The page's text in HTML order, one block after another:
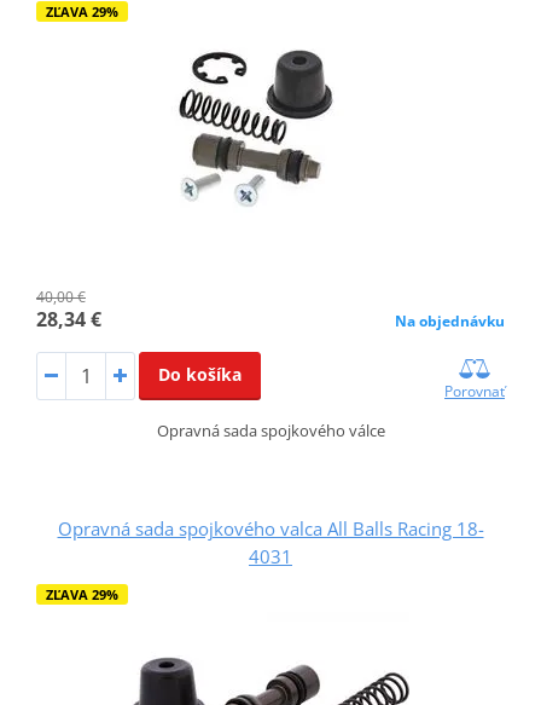
ZĽAVA 29%
40,00 €
28,34 € Na objednávku
Do košíka
Porovnať
Opravná sada spojkového válce
Opravná sada spojkového valca All Balls Racing 18-
4031
ZĽAVA 29%